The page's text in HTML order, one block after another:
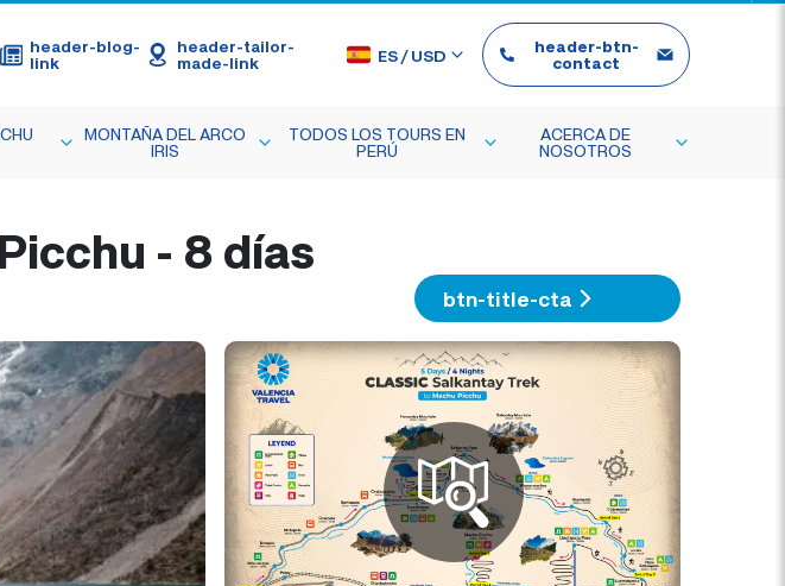
header-blog-
link
header-tailor-
made-link
ES/USD
header-btn-
contact
MONTAÑA DEL ARCO
IRIS
TODOS LOS TOURS EN
PERÚ
ACERCA DE
NOSOTROS
- 8 días
btn-title-cta